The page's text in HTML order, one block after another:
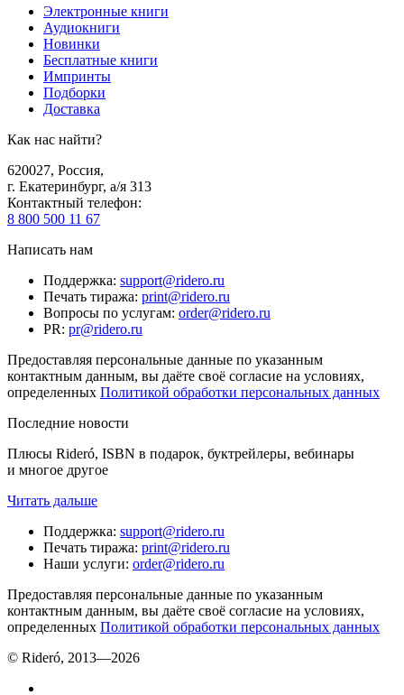
Электронные книги
Аудиокниги
Новинки
Бесплатные книги
Импринты
Подборки
Доставка
Как нас найти?
620027, Россия,
г. Екатеринбург, а/я 313
Контактный телефон:
8 800 500 11 67
Написать нам
Поддержка: support@ridero.ru
Печать тиража: print@ridero.ru
Вопросы по услугам: order@ridero.ru
PR: pr@ridero.ru
Предоставляя персональные данные по указанным
контактным данным, вы даёте своё согласие на условиях,
определенных Политикой обработки персональных данных
Последние новости
Плюсы Rideró, ISBN в подарок, буктрейлеры, вебинары
и многое другое
Читать дальше
Поддержка: support@ridero.ru
Печать тиража: print@ridero.ru
Наши услуги: order@ridero.ru
Предоставляя персональные данные по указанным
контактным данным, вы даёте своё согласие на условиях,
определенных Политикой обработки персональных данных
© Rideró, 2013—2026